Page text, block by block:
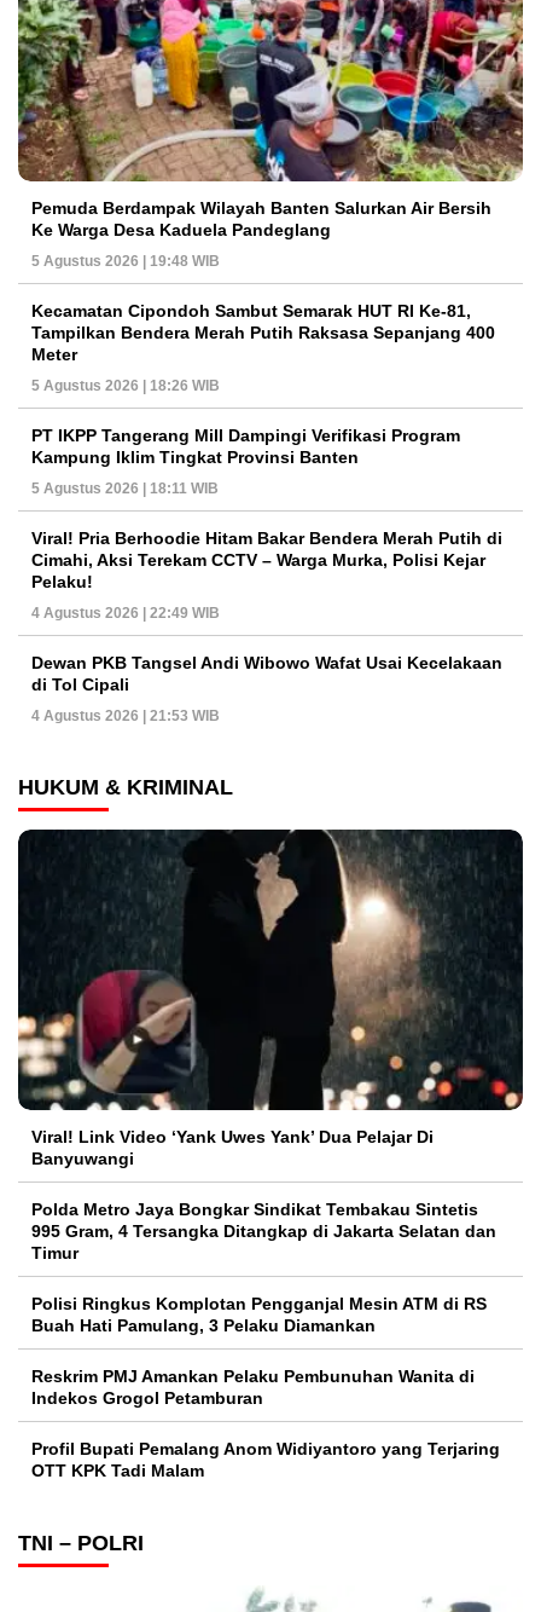
Pemuda Berdampak Wilayah Banten Salurkan Air Bersih
Ke Warga Desa Kaduela Pandeglang
5 Agustus 2026 | 19:48 WIB
Kecamatan Cipondoh Sambut Semarak HUT RI Ke-81,
Tampilkan Bendera Merah Putih Raksasa Sepanjang 400
Meter
5 Agustus 2026 | 18:26 WIB
PT IKPP Tangerang Mill Dampingi Verifikasi Program
Kampung Iklim Tingkat Provinsi Banten
5 Agustus 2026 | 18:11 WIB
Viral! Pria Berhoodie Hitam Bakar Bendera Merah Putih di
Cimahi, Aksi Terekam CCTV – Warga Murka, Polisi Kejar
Pelaku!
4 Agustus 2026 | 22:49 WIB
Dewan PKB Tangsel Andi Wibowo Wafat Usai Kecelakaan
di Tol Cipali
4 Agustus 2026 | 21:53 WIB
HUKUM & KRIMINAL
Viral! Link Video ‘Yank Uwes Yank’ Dua Pelajar Di
Banyuwangi
Polda Metro Jaya Bongkar Sindikat Tembakau Sintetis
995 Gram, 4 Tersangka Ditangkap di Jakarta Selatan dan
Timur
Polisi Ringkus Komplotan Pengganjal Mesin ATM di RS
Buah Hati Pamulang, 3 Pelaku Diamankan
Reskrim PMJ Amankan Pelaku Pembunuhan Wanita di
Indekos Grogol Petamburan
Profil Bupati Pemalang Anom Widiyantoro yang Terjaring
OTT KPK Tadi Malam
TNI – POLRI